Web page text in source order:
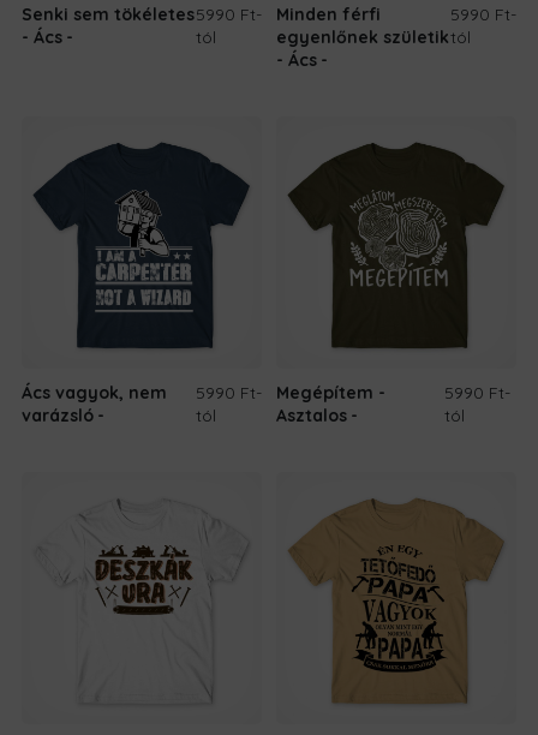
Senki sem tökéletes
- Ács
5990 Ft-
tól
Minden férfi
egyenlőnek születik
- Ács
5990 Ft-
tól
Ács vagyok, nem
varázsló
5990 Ft-
tól
Megépítem -
Asztalos
5990 Ft-
tól